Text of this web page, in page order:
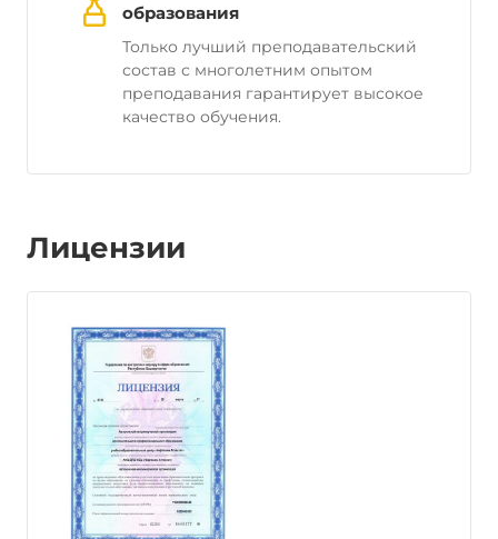
образования
Только лучший преподавательский
состав с многолетним опытом
преподавания гарантирует высокое
качество обучения.
Лицензии